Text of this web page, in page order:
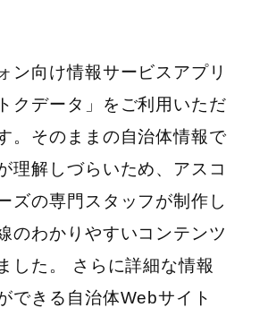
ン向け情報サービスアプリ
クデータ」をご利用いただ
。そのままの自治体情報で
理解しづらいため、アスコ
ズの専門スタッフが制作し
のわかりやすいコンテンツ
した。 さらに詳細な情報
できる自治体Webサイト